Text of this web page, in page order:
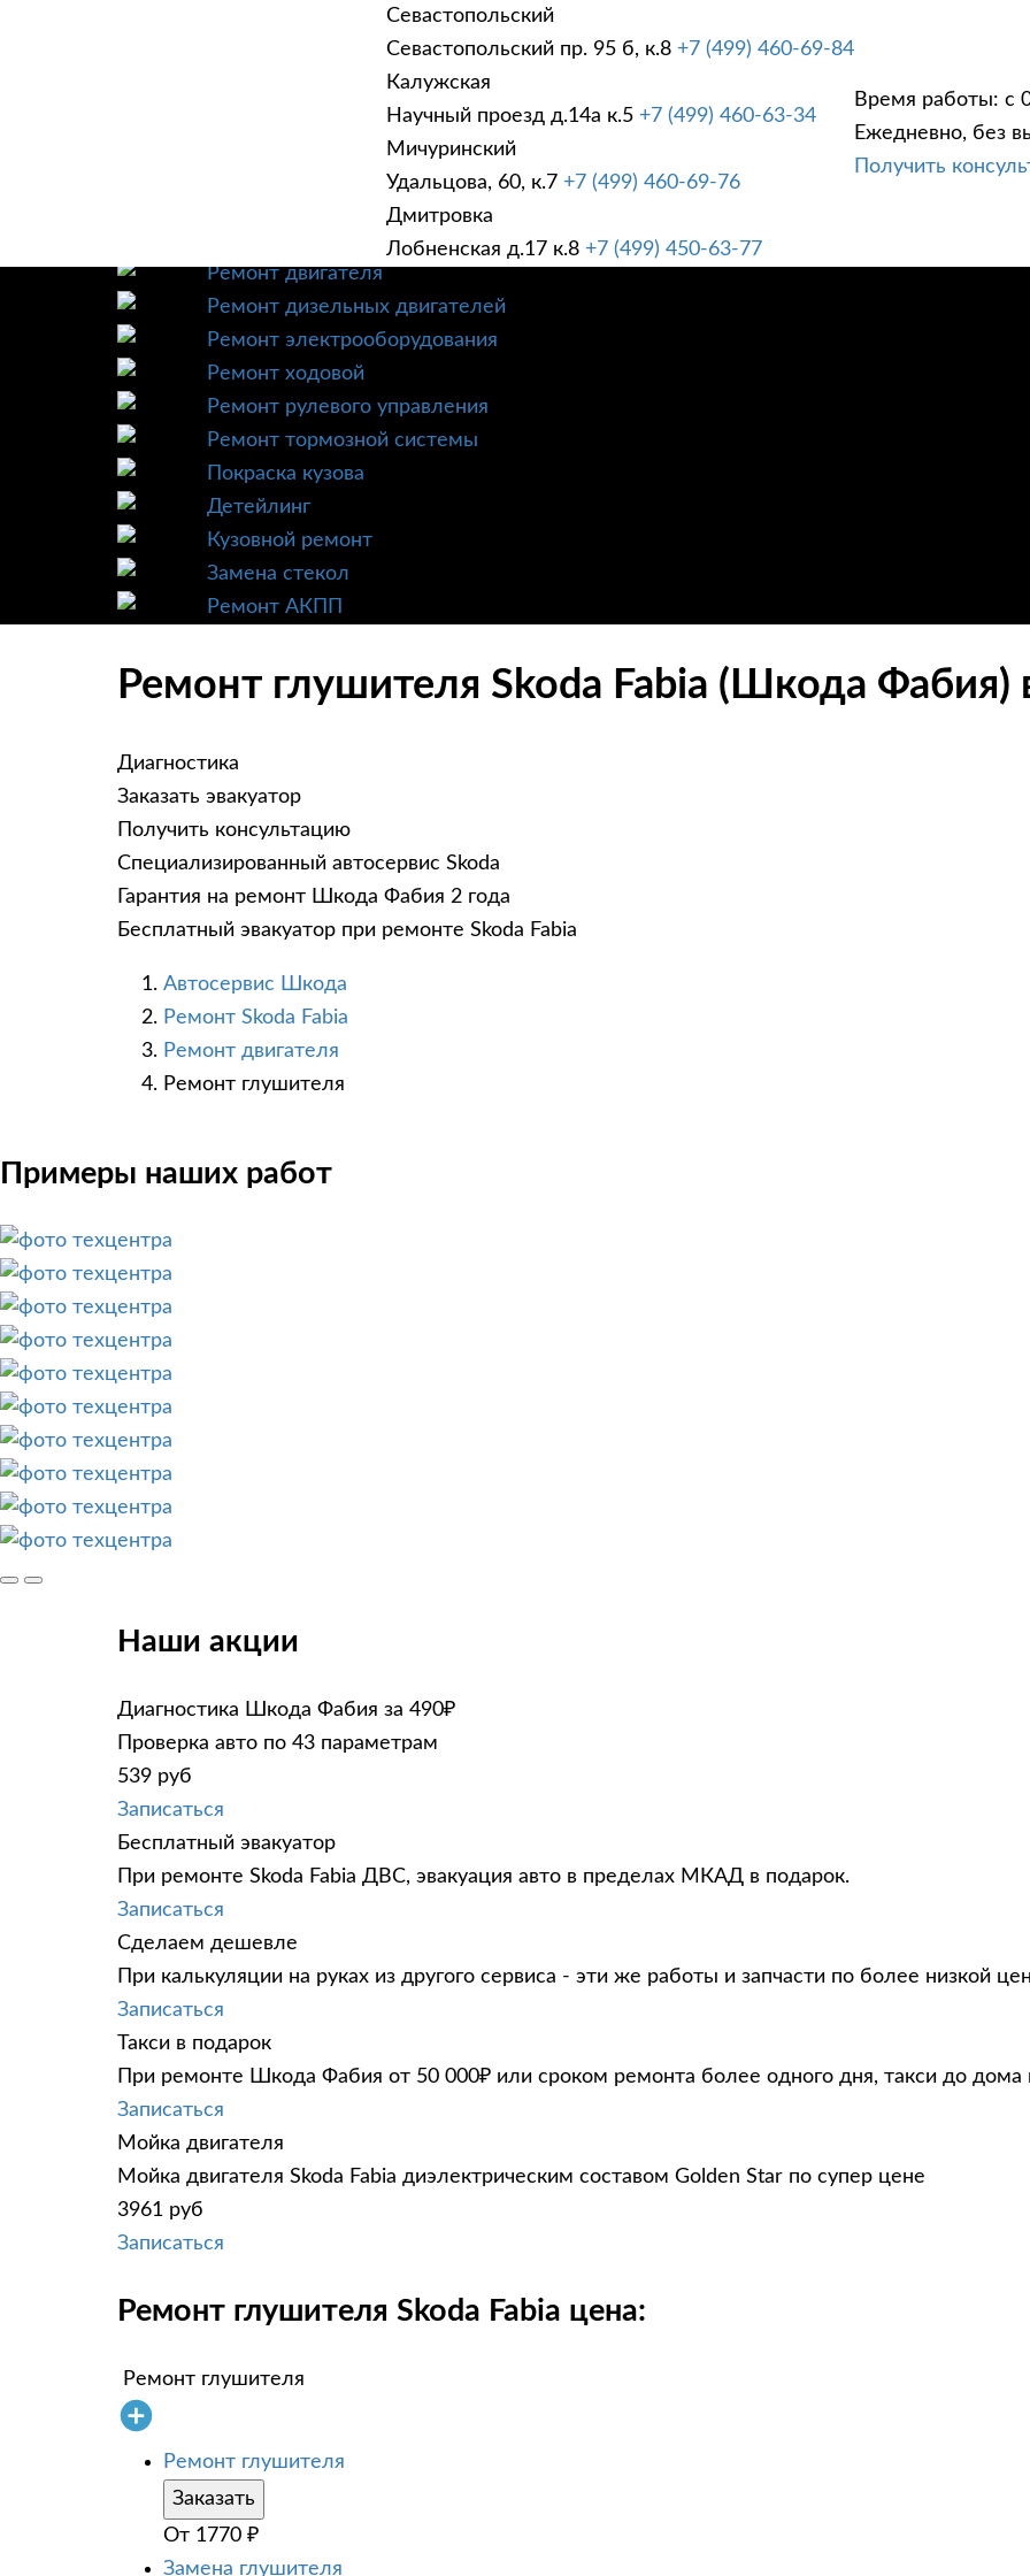
Севастопольский
Севастопольский пр. 95 б, к.8 +7 (499) 460-69-84
Калужская
Научный проезд д.14а к.5 +7 (499) 460-63-34
Мичуринский
Удальцова, 60, к.7 +7 (499) 460-69-76
Дмитровка
Лобненская д.17 к.8 +7 (499) 450-63-77
Время работы: с
Ежедневно, без
Получить
УСЛУГИ
Техническое обслуживание
Ремонт трансмиссии
Ремонт двигателя
Ремонт дизельных двигателей
Ремонт электрооборудования
Ремонт ходовой
Ремонт рулевого управления
Ремонт тормозной системы
Покраска кузова
Детейлинг
Кузовной ремонт
Замена стекол
Ремонт АКПП
Ремонт глушителя Skoda Fabia (Шкода Фабия)
Диагностика
Заказать эвакуатор
Получить консультацию
Специализированный автосервис Skoda
Гарантия на ремонт Шкода Фабия 2 года
Бесплатный эвакуатор при ремонте Skoda Fabia
Автосервис Шкода
Ремонт Skoda Fabia
Ремонт двигателя
Ремонт глушителя
Примеры наших работ
Наши акции
Диагностика Шкода Фабия за 490₽
Проверка авто по 43 параметрам
539 руб
Записаться
Бесплатный эвакуатор
При ремонте Skoda Fabia ДВС, эвакуация авто в пределах МКАД в подарок.
Записаться
Сделаем дешевле
При калькуляции на руках из другого сервиса - эти же работы и запчасти по более низкой
Записаться
Такси в подарок
При ремонте Шкода Фабия от 50 000₽ или сроком ремонта более одного дня, такси до дома
Записаться
Мойка двигателя
Мойка двигателя Skoda Fabia диэлектрическим составом Golden Star по супер цене
3961 руб
Записаться
Ремонт глушителя Skoda Fabia цена:
Ремонт глушителя
Ремонт глушителя
Заказать
От 1770 ₽
Замена глушителя